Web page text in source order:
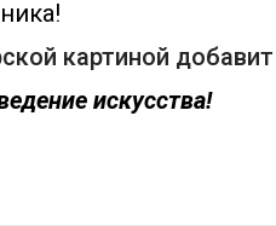
картиной
искусства!